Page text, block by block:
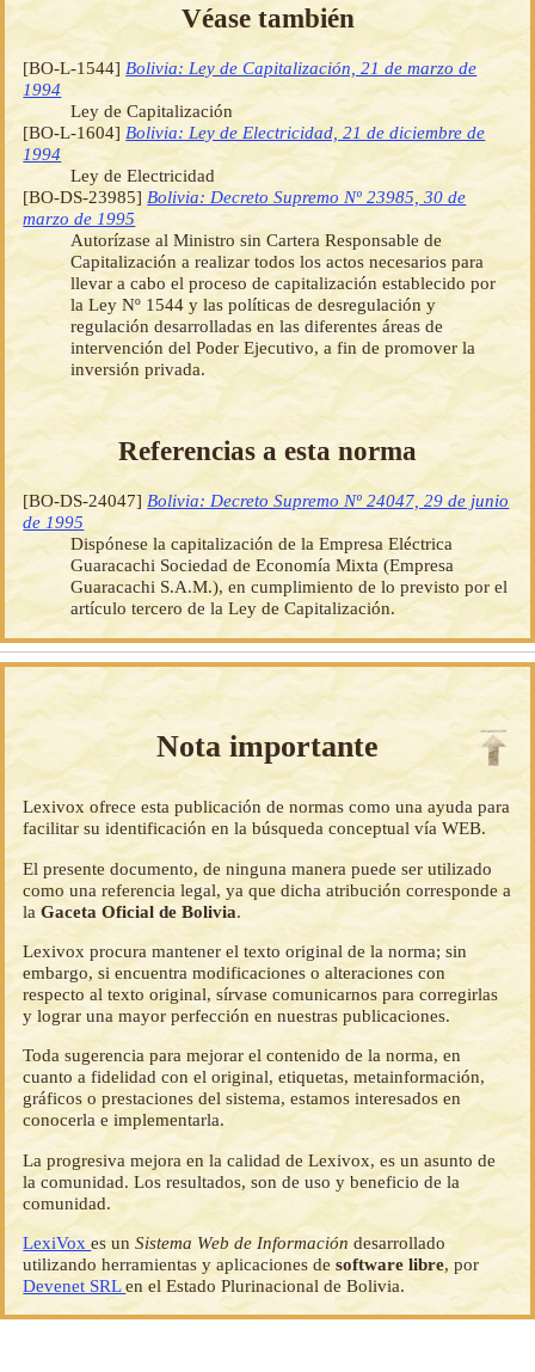
Véase también
[BO-L-1544] Bolivia: Ley de Capitalización, 21 de marzo de
1994
Ley de Capitalización
[BO-L-1604] Bolivia: Ley de Electricidad, 21 de diciembre de
1994
Ley de Electricidad
[BO-DS-23985] Bolivia: Decreto Supremo Nº 23985, 30 de
marzo de 1995
Autorízase al Ministro sin Cartera Responsable de
Capitalización a realizar todos los actos necesarios para
llevar a cabo el proceso de capitalización establecido por
la Ley Nº 1544 y las políticas de desregulación y
regulación desarrolladas en las diferentes áreas de
intervención del Poder Ejecutivo, a fin de promover la
inversión privada.
Referencias a esta norma
[BO-DS-24047] Bolivia: Decreto Supremo Nº 24047, 29 de junio
de 1995
Dispónese la capitalización de la Empresa Eléctrica
Guaracachi Sociedad de Economía Mixta (Empresa
Guaracachi S.A.M.), en cumplimiento de lo previsto por el
artículo tercero de la Ley de Capitalización.
Nota importante
Lexivox ofrece esta publicación de normas como una ayuda para
facilitar su identificación en la búsqueda conceptual vía WEB.
El presente documento, de ninguna manera puede ser utilizado
como una referencia legal, ya que dicha atribución corresponde a
laGaceta Oficial de Bolivia.
Lexivox procura mantener el texto original de la norma; sin
embargo, si encuentra modificaciones o alteraciones con
respecto al texto original, sírvase comunicarnos para corregirlas
y lograr una mayor perfección en nuestras publicaciones.
Toda sugerencia para mejorar el contenido de la norma, en
cuanto a fidelidad con el original, etiquetas, metainformación,
gráficos o prestaciones del sistema, estamos interesados en
conocerla e implementarla.
La progresiva mejora en la calidad de Lexivox, es un asunto de
la comunidad. Los resultados, son de uso y beneficio de la
comunidad.
LexiVoxes unSistema Web de Información desarrollado
utilizando herramientas y aplicaciones desoftware libre, por
Devenet SRLen el Estado Plurinacional de Bolivia.